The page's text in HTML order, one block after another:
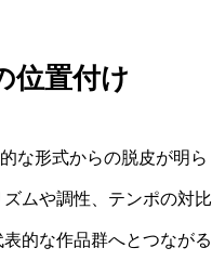
位置付け
な形式からの脱皮が明ら
ムや調性、テンポの対比
的な作品群へとつながる